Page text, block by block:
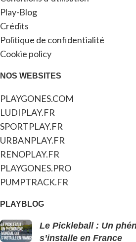
Play-Blog
Crédits
Politique de confidentialité
Cookie policy
NOS WEBSITES
PLAYGONES.COM
LUDIPLAY.FR
SPORTPLAY.FR
URBANPLAY.FR
RENOPLAY.FR
PLAYGONES.PRO
PUMPTRACK.FR
PLAYBLOG
Le Pickleball : Un
s’installe en France